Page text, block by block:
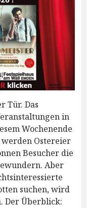
Tür. Das
in
Wochenende
Ostereier
Besucher die
Aber
suchen, wird
Der Überblick: